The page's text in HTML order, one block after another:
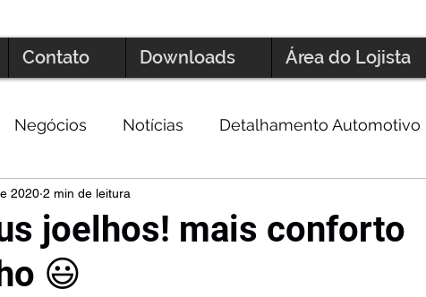
Contato Downloads Área do Lojista
Negócios Notícias Detalhamento Automotivo
joelhos! mais conforto
😃
2020 2 min de leitura